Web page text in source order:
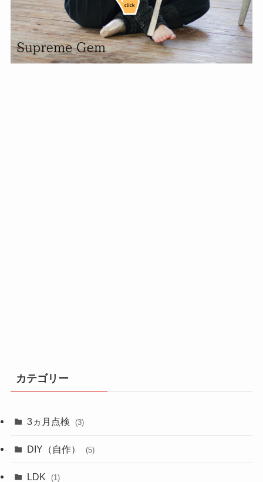
カテゴリー
3ヵ月点検 (3)
DIY（自作） (5)
LDK (1)